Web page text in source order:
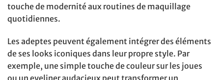
touche de modernité aux routines de maquillage
quotidiennes.
Les adeptes peuvent également intégrer des éléments
de ses looks iconiques dans leur propre style. Par
exemple, une simple touche de couleur sur les joues
ou un eyeliner audacieux peut transformer un